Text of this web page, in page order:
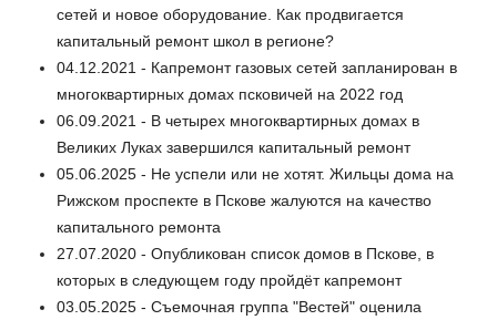
сетей и новое оборудование. Как продвигается
капитальный ремонт школ в регионе?
04.12.2021 - Капремонт газовых сетей запланирован в
многоквартирных домах псковичей на 2022 год
06.09.2021 - В четырех многоквартирных домах в
Великих Луках завершился капитальный ремонт
05.06.2025 - Не успели или не хотят. Жильцы дома на
Рижском проспекте в Пскове жалуются на качество
капитального ремонта
27.07.2020 - Опубликован список домов в Пскове, в
которых в следующем году пройдёт капремонт
03.05.2025 - Съемочная группа "Вестей" оценила